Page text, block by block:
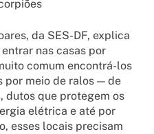
da SES-DF, explica
nas casas por
comum encontrá-los
por meio de ralos — de
dutos que protegem os
elétrica e até por
esses locais precisam